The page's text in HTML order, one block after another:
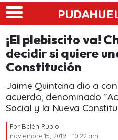
Skip to main content
¡El plebiscito va!
decidir si quiere
Constitución
Jaime Quintana dio a
acuerdo, denominado
Social y la Nueva
Por Belén Rubio
noviembre 15, 2019 - 10:22 am